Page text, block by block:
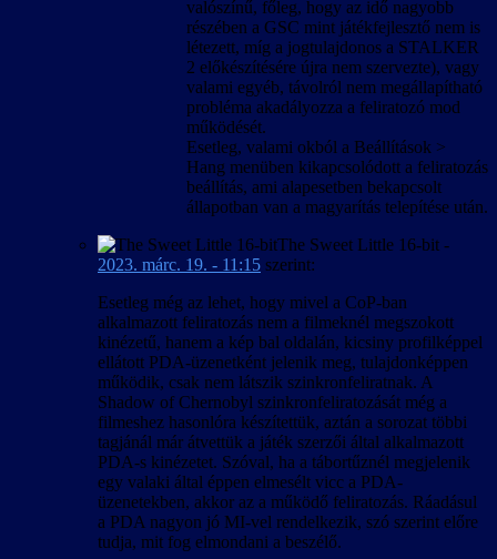
valószínű, főleg, hogy az idő nagyobb
részében a GSC mint játékfejlesztő nem is
létezett, míg a jogtulajdonos a STALKER
2 előkészítésére újra nem szervezte), vagy
valami egyéb, távolról nem megállapítható
probléma akadályozza a feliratozó mod
működését.
Esetleg, valami okból a Beállítások >
Hang menüben kikapcsolódott a feliratozás
beállítás, ami alapesetben bekapcsolt
állapotban van a magyarítás telepítése után.
The Sweet Little 16-bit -
2023. márc. 19. - 11:15 szerint:
Esetleg még az lehet, hogy mivel a CoP-ban
alkalmazott feliratozás nem a filmeknél megszokott
kinézetű, hanem a kép bal oldalán, kicsiny profilképpel
ellátott PDA-üzenetként jelenik meg, tulajdonképpen
működik, csak nem látszik szinkronfeliratnak. A
Shadow of Chernobyl szinkronfeliratozását még a
filmeshez hasonlóra készítettük, aztán a sorozat többi
tagjánál már átvettük a játék szerzői által alkalmazott
PDA-s kinézetet. Szóval, ha a tábortűznél megjelenik
egy valaki által éppen elmesélt vicc a PDA-
üzenetekben, akkor az a működő feliratozás. Ráadásul
a PDA nagyon jó MI-vel rendelkezik, szó szerint előre
tudja, mit fog elmondani a beszélő.